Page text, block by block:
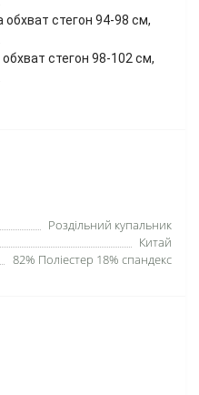
обхват стегон 94-98 см,
стегон 98-102 см,
Роздільний купальник
Китай
82% Поліестер 18% спандекс